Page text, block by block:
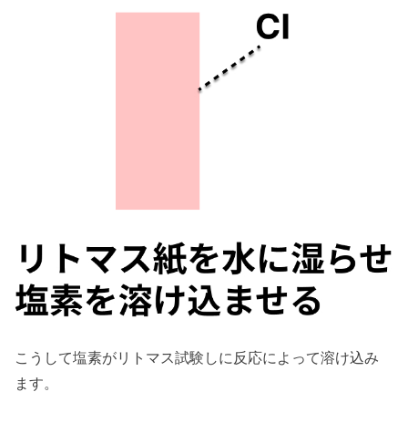
こうして塩素がリトマス試験しに反応によって溶け込み
ます。